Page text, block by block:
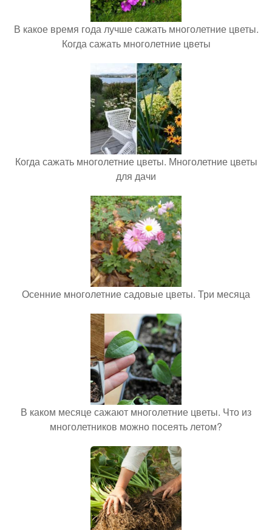
В какое время года лучше сажать многолетние цветы.
Когда сажать многолетние цветы
Когда сажать многолетние цветы. Многолетние цветы
для дачи
Осенние многолетние садовые цветы. Три месяца
В каком месяце сажают многолетние цветы. Что из
многолетников можно посеять летом?